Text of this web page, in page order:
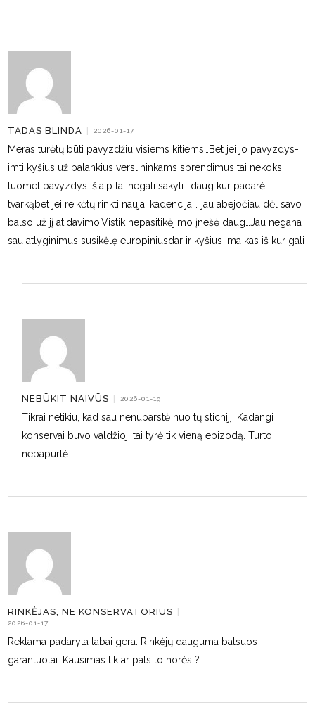
TADAS BLINDA | 2026-01-17
Meras turėtų būti pavyzdžiu visiems kitiems…Bet jei jo pavyzdys-
imti kyšius už palankius verslininkams sprendimus tai nekoks
tuomet pavyzdys…šiaip tai negali sakyti -daug kur padarė
tvarkąbet jei reikėtų rinkti naujai kadencijai….jau abejočiau dėl savo
balso už jį atidavimo.Vistik nepasitikėjimo įnešė daug…Jau negana
sau atlyginimus susikėlę europiniusdar ir kyšius ima kas iš kur gali
NEBŪKIT NAIVŪS | 2026-01-19
Tikrai netikiu, kad sau nenubarstė nuo tų stichijį. Kadangi
konservai buvo valdžioj, tai tyrė tik vieną epizodą. Turto
nepapurtė.
RINKĖJAS, NE KONSERVATORIUS |
2026-01-17
Reklama padaryta labai gera. Rinkėjų dauguma balsuos
garantuotai. Kausimas tik ar pats to norės ?